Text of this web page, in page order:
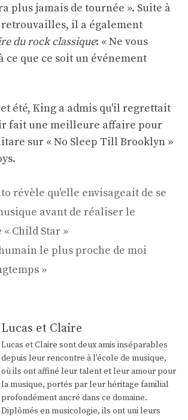
plus jamais de tournée ». Suite à
retrouvailles, il a également
du rock classique: « Ne vous
ce que ce soit un événement
été, King a admis qu'il regrettait
fait une meilleure affaire pour
sur « No Sleep Till Brooklyn »
révèle qu'elle envisageait de se
avant de réaliser le
Child Star »
le plus proche de moi
»
Lucas et Claire
Lucas et Claire sont deux amis inséparables
depuis leur rencontre à l'école de musique,
où ils ont affiné leur talent et leur amour pour
la musique, portés par leur héritage familial
profondément ancré dans ce domaine.
Diplômés en musicologie, ils ont uni leurs